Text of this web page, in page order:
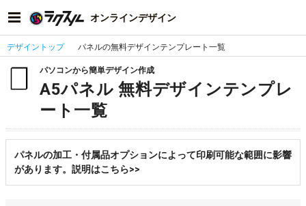
オンラインデザイン
デザイントップ パネルの無料デザインテンプレート一覧
パソコンから簡単デザイン作成
A5パネル 無料デザインテンプレ
ート一覧
パネルの加工・付属品オプションによって印刷可能な範囲に影響
があります。説明はこちら>>